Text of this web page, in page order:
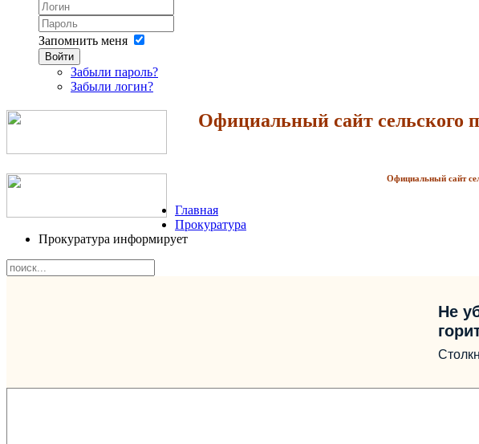
Запомнить меня
Войти
Забыли пароль?
Забыли логин?
Официальный сайт сельского
Официальный сайт
Главная
Прокуратура
Прокуратура информирует
Не